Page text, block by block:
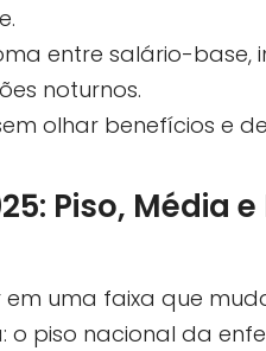
entre salário-base,
noturnos.
olhar benefícios e
Piso, Média e
uma faixa que
o piso nacional da